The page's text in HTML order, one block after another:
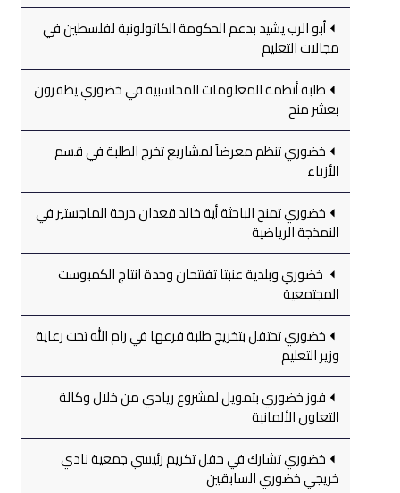
أبو الرب يشيد بدعم الحكومة الكاتولونية لفلسطين في
مجالات التعليم
طلبة أنظمة المعلومات المحاسبية في خضوري يظفرون
بعشر منح
خضوري تنظم معرضاً لمشاريع تخرج الطلبة في قسم
الأزياء
خضوري تمنح الباحثة أية خالد قعدان درجة الماجستير في
النمذجة الرياضية
خضوري وبلدية عنبتا تفتتحان وحدة انتاج الكمبوست
المجتمعية
خضوري تحتفل بتخريج طلبة فرعها في رام الله تحت رعاية
وزير التعليم
فوز خضوري بتمويل لمشروع ريادي من خلال وكالة
التعاون الألمانية
خضوري تشارك في حفل تكريم رئيسي جمعية نادي
خريجي خضوري السابقين